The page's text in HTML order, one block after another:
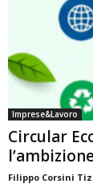
Imprese&Lavoro
Circular
Filippo Corsini